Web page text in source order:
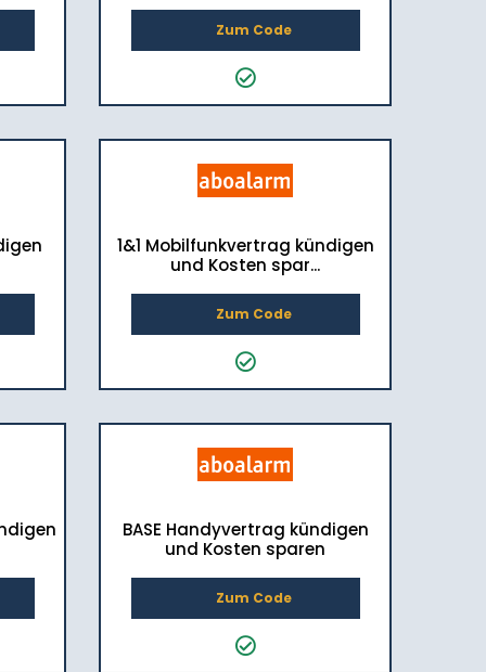
Zum Code
1&1 Mobilfunkvertrag kündigen
und Kosten spar...
Zum Code
BASE Handyvertrag kündigen
und Kosten sparen
Zum Code